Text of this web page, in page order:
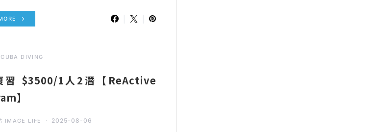
DIVING
習 $3500/1人2潛【ReActive
】
IMAGE LIFE 2025-08-06